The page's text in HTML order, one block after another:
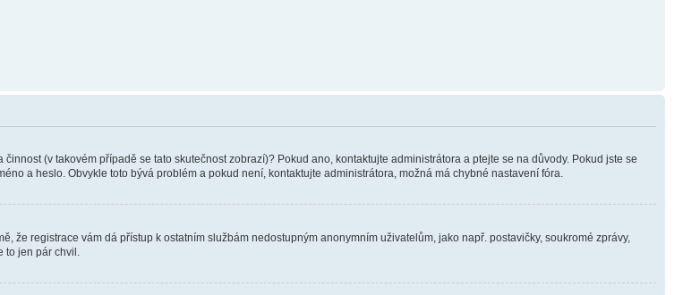
(v takovém případě se tato skutečnost zobrazí)? Pokud ano, kontaktujte administrátora a ptejte se na důvody. Pokud jste se
a heslo. Obvykle toto bývá problém a pokud není, kontaktujte administrátora, možná má chybné nastavení fóra.
že registrace vám dá přístup k ostatním službám nedostupným anonymním uživatelům, jako např. postavičky, soukromé zprávy,
to jen pár chvil.